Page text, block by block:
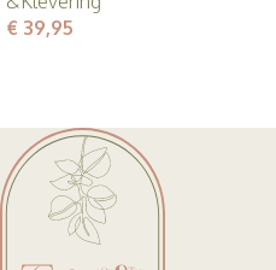
€ 39,95